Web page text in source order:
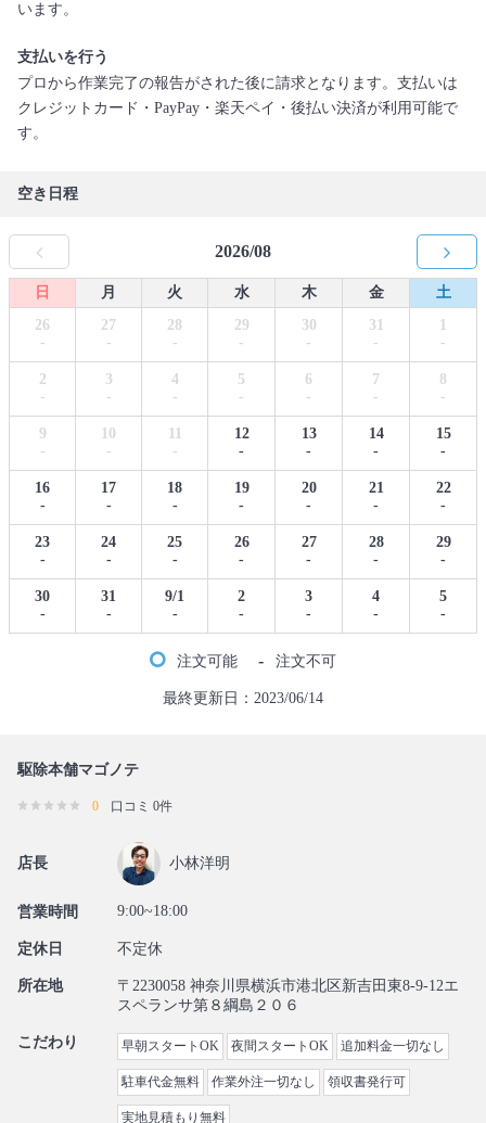
います。
支払いを行う
プロから作業完了の報告がされた後に請求となります。支払いは
クレジットカード・PayPay・楽天ペイ・後払い決済が利用可能で
す。
空き日程
2026/08
日 月 火 水 木 金
土
26
-
27
-
28
-
29
-
30
-
31
-
1
-
2
-
3
-
4
-
5
-
6
-
7
-
8
-
9
-
10
-
11
-
12
-
13
-
14
-
15
-
16
-
17
-
18
-
19
-
20
-
21
-
22
-
23
-
24
-
25
-
26
-
27
-
28
-
29
-
30
-
31
-
9/1
-
2
-
3
-
4
-
5
-
注文可能 - 注文不可
最終更新日：2023/06/14
駆除本舗マゴノテ
0 口コミ 0件
店長 小林洋明
営業時間 9:00~18:00
定休日 不定休
所在地
〒2230058 神奈川県横浜市港北区新吉田東8-9-12エ
スペランサ第８綱島２０６
こだわり 早朝スタートOK 夜間スタートOK 追加料金一切なし
駐車代金無料 作業外注一切なし 領収書発行可
実地見積もり無料